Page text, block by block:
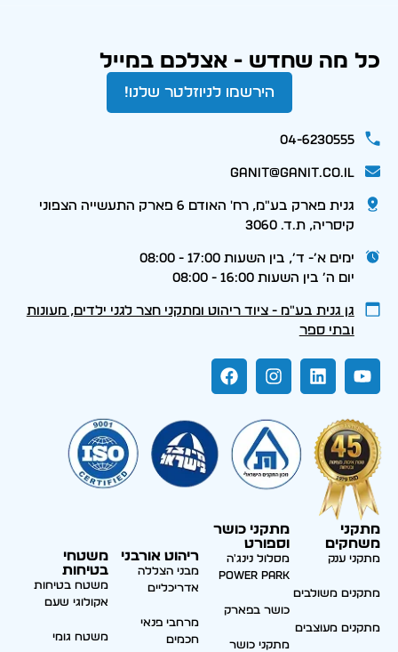
כל מה שחדש - אצלכם במייל
הירשמו לניוזלטר שלנו!
04-6230555
ganit@ganit.co.il
גנית פארק בע"מ, רח' האודם 6 פארק התעשייה הצפוני
קיסריה, ת.ד. 3060
ימים א׳- ד׳, בין השעות 17:00 - 08:00
יום ה׳ בין השעות 16:00 - 08:00
גן גנית בע״מ - ציוד ריהוט ומתקני חצר לגני ילדים, מעונות
ובתי ספר
מתקני
משחקים
מתקני ענק
מתקנים משולבים
מתקנים מעוצבים
מתקני כושר
וספורט
מסלול נינג'ה
Power park
כושר בפארק
מתקני כושר
ריהוט אורבני
מבני הצללה
אדריכליים
מרחבי פנאי
חכמים
משטחי
בטיחות
משטח בטיחות
אקולוגי שעם
משטח גומי